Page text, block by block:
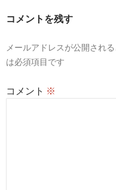
ョ
ン
コメントを残す
メールアドレスが公開され
は必須項目です
コメント ※